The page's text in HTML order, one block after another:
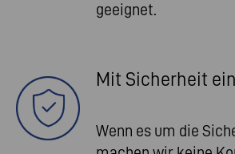
geeignet.
Mit Sicherheit
Wenn es um die